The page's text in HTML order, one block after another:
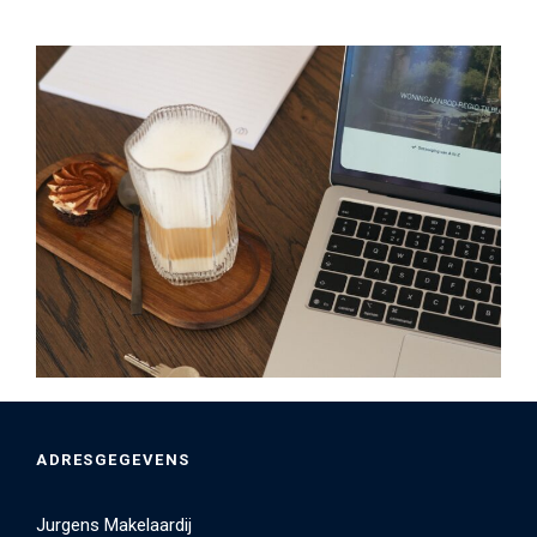
ADRESGEGEVENS
Jurgens Makelaardij